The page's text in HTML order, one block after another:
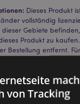
Dieses Produkt
vollständig
Gebiete
Produkt zu
Bestellung entfernt.
Åland-Inseln,
Österreich, Azoren
(Spanien),
von Tracking